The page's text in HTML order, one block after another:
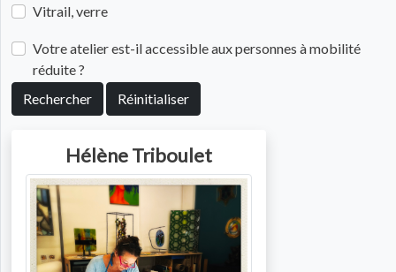
Vitrail, verre
Votre atelier est-il accessible aux personnes à mobilité
réduite ?
Rechercher
Réinitialiser
Hélène Triboulet
Photo de l'artiste